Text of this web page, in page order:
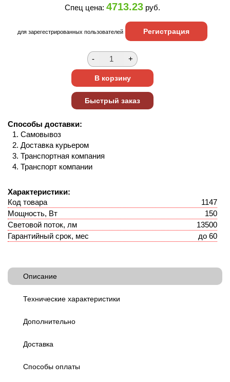
Спец цена: 4713.23 руб.
для зарегестрированных пользователей Регистрация
Способы доставки:
Самовывоз
Доставка курьером
Транспортная компания
Транспорт компании
Характеристики:
Код товара
1147
Мощность, Вт
150
Световой поток, лм
13500
Гарантийный срок, мес
до 60
Описание
Технические характеристики
Дополнительно
Доставка
Способы оплаты